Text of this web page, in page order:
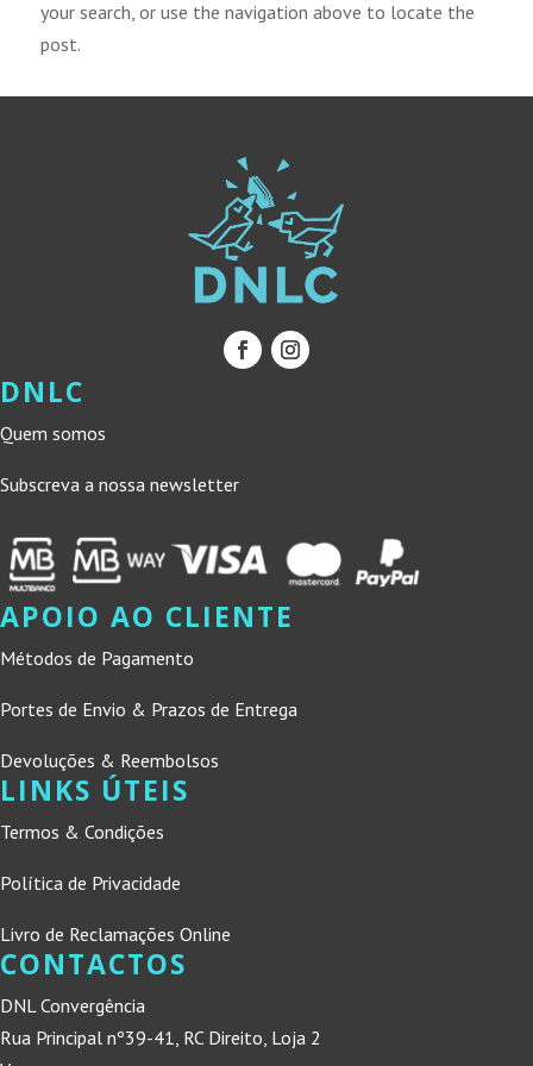
your search, or use the navigation above to locate the
post.
DNLC
Quem somos
Subscreva a nossa newsletter
APOIO AO CLIENTE
Métodos de Pagamento
Portes de Envio & Prazos de Entrega
Devoluções & Reembolsos
LINKS ÚTEIS
Termos & Condições
Política de Privacidade
Livro de Reclamações Online
CONTACTOS
DNL Convergência
Rua Principal nº39-41, RC Direito, Loja 2